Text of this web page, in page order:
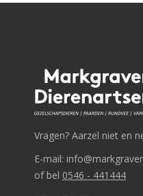
Vragen? Aarzel niet en
E-mail:
of bel 0546 - 441444